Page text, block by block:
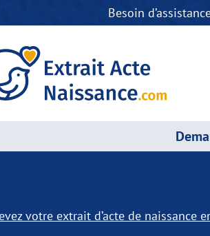
Besoin
votre extrait d’acte de naissance